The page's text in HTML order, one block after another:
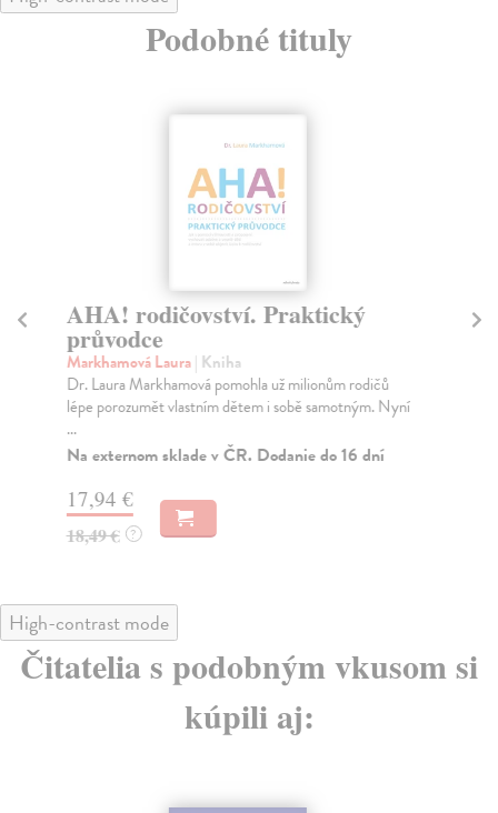
Podobné tituly
AHA! rodičovství. Praktický
průvodce
Markhamová Laura| Kniha
Dr. Laura Markhamová pomohla už milionům rodičů
lépe porozumět vlastním dětem i sobě samotným. Nyní
...
Na externom sklade v ČR. Dodanie do 16 dní
17,94 €
18,49 € ?
High-contrast mode
Čitatelia s podobným vkusom si
kúpili aj: